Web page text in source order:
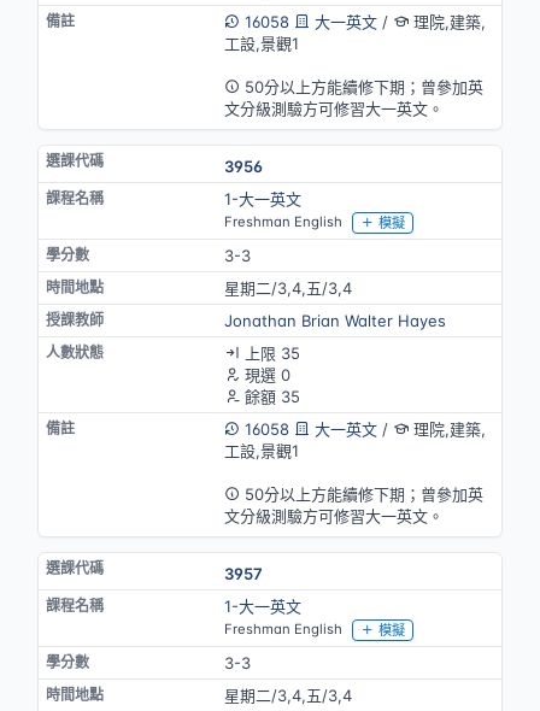
16058
大一英文/
理院,建築,
工設,景觀1
50分以上方能續修下期；曾參加英
文分級測驗方可修習大一英文。
3956
1-大一英文
Freshman English 模擬
3-3
星期二/3,4,五/3,4
Jonathan Brian Walter Hayes
上限 35
現選 0
餘額 35
16058
大一英文/
理院,建築,
工設,景觀1
50分以上方能續修下期；曾參加英
文分級測驗方可修習大一英文。
3957
1-大一英文
Freshman English 模擬
3-3
星期二/3,4,五/3,4